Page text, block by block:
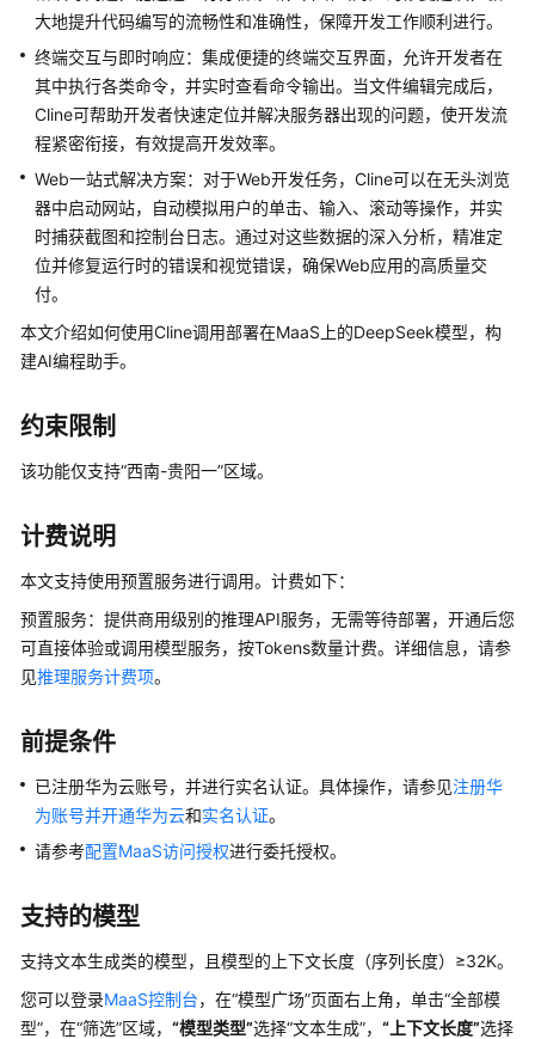
绍
计
费
说
明
配
置
MaaS
访
问
授
权
首
次
调
大
模
型
模
型
用
模
型
列
文
本
成
大地提升代码编写的流畅性和准确性，保障开发工作顺利进行。
终端交互与即时响应：集成便捷的终端交互界面，允许开发者在
其中执行各类命令，并实时查看命令输出。当文件编辑完成后，
Cline可帮助开发者快速定位并解决服务器出现的问题，使开发流
程紧密衔接，有效提高开发效率。
Web一站式解决方案：对于Web开发任务，Cline可以在无头浏览
器中启动网站，自动模拟用户的单击、输入、滚动等操作，并实
时捕获截图和控制台日志。通过对这些数据的深入分析，精准定
位并修复运行时的错误和视觉错误，确保Web应用的高质量交
付。
本文介绍如何使用Cline调用部署在MaaS 上的DeepSeek模型，构
建AI编程助手。
约束限制
该功能仅支持“西南-贵阳一”区域。
计费说明
本文支持使用预置服务进行调用。计费如下：
预置服务：提供商用级别的推理API服务，无需等待部署，开通后您
可直接体验或调用模型服务，按Tokens数量计费。详细信息，请参
见推理服务计费项。
前提条件
已注册华为云账号，并进行实名认证。具体操作，请参见注册华
为账号并开通华为云和实名认证。
请参考配置MaaS访问授权进行委托授权。
支持的模型
支持文本生成类的模型，且模型的上下文长度（序列长度）≥32K。
您可以登录MaaS控制台，在“模型广场”页面右上角，单击“全部模
型”，在“筛选”区域， “模型类型”选择“文本生成”， “上下文长度”选择